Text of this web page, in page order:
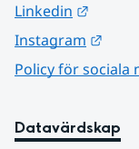
Linkedin
Instagram
Policy för sociala
Datavärdskap